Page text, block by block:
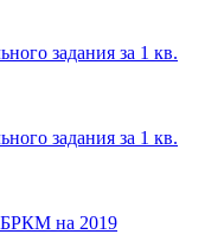
задания за 1 кв.
задания за 1 кв.
на 2019